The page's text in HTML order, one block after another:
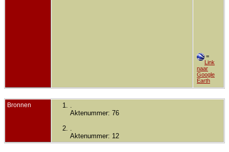
=
Link
naar
Google
Earth
Bronnen
Aktenummer: 76
Aktenummer: 12